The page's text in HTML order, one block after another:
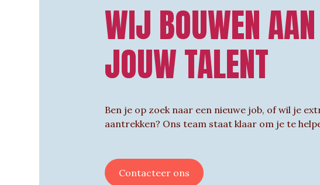
WIJ BOUWEN AAN
JOUW TALENT
Ben je op zoek naar een nieuwe job, of wil je
aantrekken? Ons team staat klaar om je te
Contacteer ons